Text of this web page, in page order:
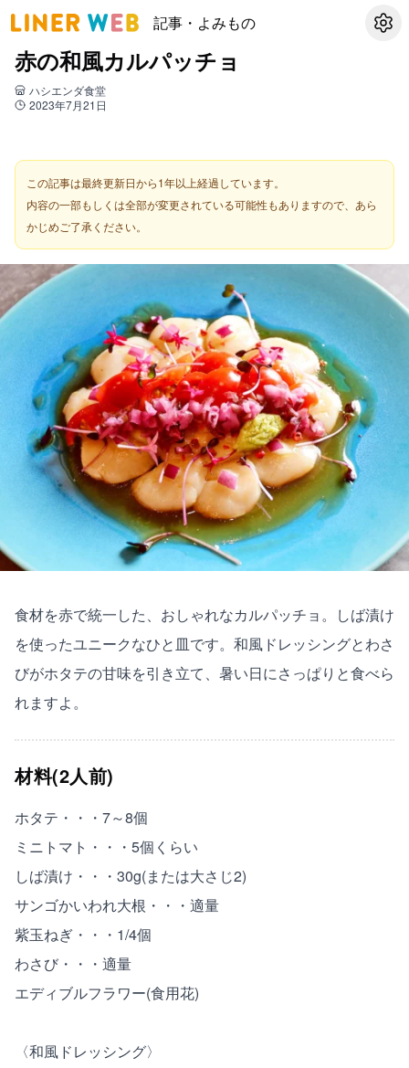
記事・よみもの 設定
赤の和風カルパッチョ
ハシエンダ食堂
2023年7月21日
この記事は最終更新日から1年以上経過しています。
内容の一部もしくは全部が変更されている可能性もありますので、あら
かじめご了承ください。
食材を赤で統一した、おしゃれなカルパッチョ。しば漬け
を使ったユニークなひと皿です。和風ドレッシングとわさ
びがホタテの甘味を引き立て、暑い日にさっぱりと食べら
れますよ。
材料(2人前)
ホタテ・・・7～8個
ミニトマト・・・5個くらい
しば漬け・・・30g(または大さじ2)
サンゴかいわれ大根・・・適量
紫玉ねぎ・・・1/4個
わさび・・・適量
エディブルフラワー(食用花)
〈和風ドレッシング〉